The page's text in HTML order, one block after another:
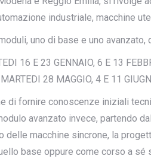
industriale, macchine
uno di base e uno
16 E 23 GENNAIO, 6 E 13
28 MAGGIO, 4 E 11
di fornire conoscenze iniziali
avanzato invece, partendo
delle macchine sincrone, la
base oppure come corso a